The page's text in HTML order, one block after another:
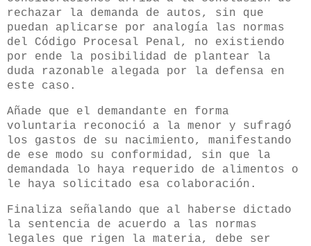
rechazar la demanda de autos, sin que
puedan aplicarse por analogía las normas
del Código Procesal Penal, no existiendo
por ende la posibilidad de plantear la
duda razonable alegada por la defensa en
este caso.
Añade que el demandante en forma
voluntaria reconoció a la menor y sufragó
los gastos de su nacimiento, manifestando
de ese modo su conformidad, sin que la
demandada lo haya requerido de alimentos o
le haya solicitado esa colaboración.
Finaliza señalando que al haberse dictado
la sentencia de acuerdo a las normas
legales que rigen la materia, debe ser